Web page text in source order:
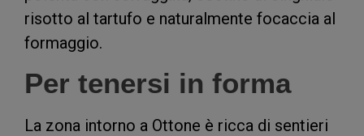
risotto al tartufo e naturalmente focaccia al
formaggio.
Per tenersi in forma
La zona intorno a Ottone è ricca di sentieri